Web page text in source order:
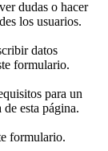
dudas o hacer
los usuarios.
datos
formulario.
para un
esta página.
formulario.